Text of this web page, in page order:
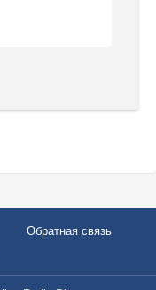
Обратная связь